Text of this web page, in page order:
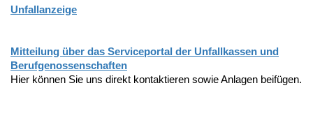
Unfallanzeige
Mitteilung über das Serviceportal der Unfallkassen und
Berufgenossenschaften
Hier können Sie uns direkt kontaktieren sowie Anlagen beifügen.